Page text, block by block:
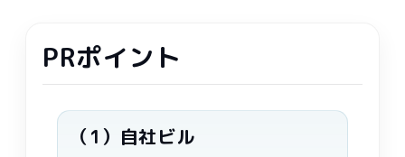
PRポイント
（1） 自社ビル